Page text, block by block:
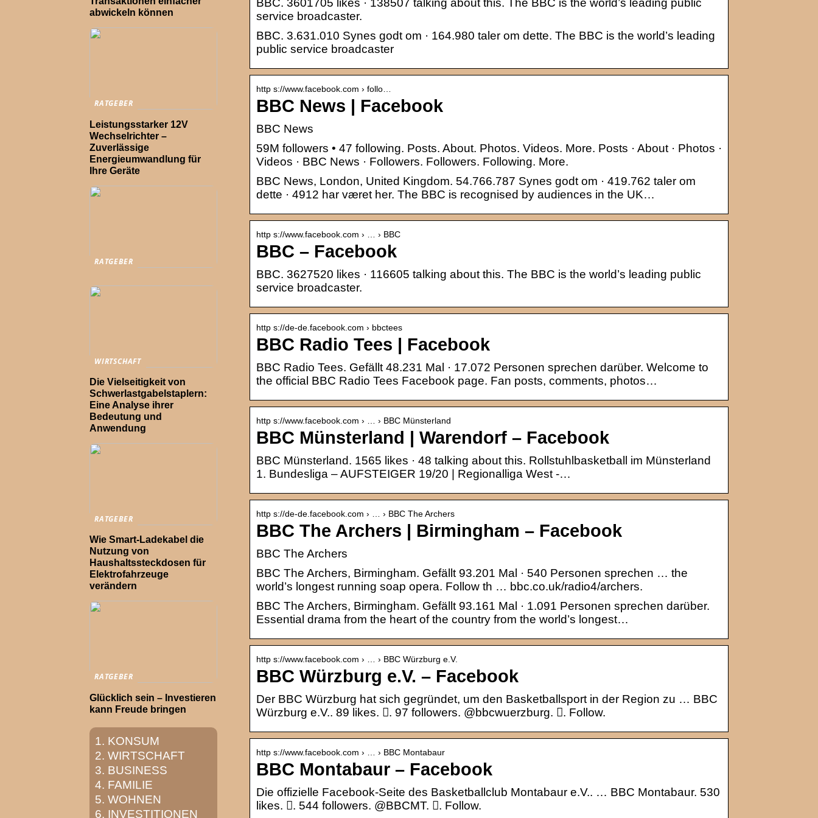
BBC. 3601705 likes · 138507 talking about this. The BBC is the world’s leading public
service broadcaster.
BBC. 3.631.010 Synes godt om · 164.980 taler om dette. The BBC is the world’s leading
public service broadcaster
http s://www.facebook.com › follo…
BBC News | Facebook
BBC News
59M followers • 47 following. Posts. About. Photos. Videos. More. Posts · About · Photos ·
Videos · BBC News · Followers. Followers. Following. More.
BBC News, London, United Kingdom. 54.766.787 Synes godt om · 419.762 taler om
dette · 4912 har været her. The BBC is recognised by audiences in the UK…
http s://www.facebook.com › … › BBC
BBC – Facebook
BBC. 3627520 likes · 116605 talking about this. The BBC is the world’s leading public
service broadcaster.
http s://de-de.facebook.com › bbctees
BBC Radio Tees | Facebook
BBC Radio Tees. Gefällt 48.231 Mal · 17.072 Personen sprechen darüber. Welcome to
the official BBC Radio Tees Facebook page. Fan posts, comments, photos…
http s://www.facebook.com › … › BBC Münsterland
BBC Münsterland | Warendorf – Facebook
BBC Münsterland. 1565 likes · 48 talking about this. Rollstuhlbasketball im Münsterland
1. Bundesliga – AUFSTEIGER 19/20 | Regionalliga West -…
http s://de-de.facebook.com › … › BBC The Archers
BBC The Archers | Birmingham – Facebook
BBC The Archers
BBC The Archers, Birmingham. Gefällt 93.201 Mal · 540 Personen sprechen … the
world’s longest running soap opera. Follow th … bbc.co.uk/radio4/archers.
BBC The Archers, Birmingham. Gefällt 93.161 Mal · 1.091 Personen sprechen darüber.
Essential drama from the heart of the country from the world’s longest…
http s://www.facebook.com › … › BBC Würzburg e.V.
BBC Würzburg e.V. – Facebook
Der BBC Würzburg hat sich gegründet, um den Basketballsport in der Region zu … BBC
Würzburg e.V.. 89 likes. 󱞋. 97 followers. @bbcwuerzburg. 󱙶. Follow.
http s://www.facebook.com › … › BBC Montabaur
BBC Montabaur – Facebook
Die offizielle Facebook-Seite des Basketballclub Montabaur e.V.. … BBC Montabaur. 530
likes. 󱞋. 544 followers. @BBCMT. 󱙶. Follow.
abwickeln können
RATGEBER
Leistungsstarker 12V
Wechselrichter –
Zuverlässige
Energieumwandlung für
Ihre Geräte
RATGEBER
WIRTSCHAFT
Die Vielseitigkeit von
Schwerlastgabelstaplern:
Eine Analyse ihrer
Bedeutung und
Anwendung
RATGEBER
Wie Smart-Ladekabel die
Nutzung von
Haushaltssteckdosen für
Elektrofahrzeuge
verändern
RATGEBER
Glücklich sein – Investieren
kann Freude bringen
KONSUM
WIRTSCHAFT
BUSINESS
FAMILIE
WOHNEN
INVESTITIONEN